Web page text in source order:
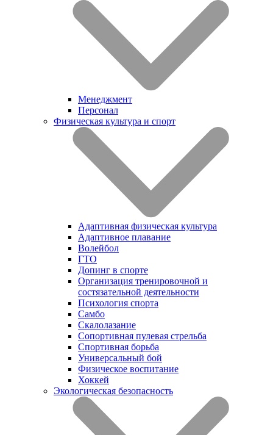
Менеджмент
Персонал
Физическая культура и спорт
Адаптивная физическая культура
Адаптивное плавание
Волейбол
ГТО
Допинг в спорте
Организация тренировочной и
состязательной деятельности
Психология спорта
Самбо
Скалолазание
Сопортивная пулевая стрельба
Спортивная борьба
Универсальный бой
Физическое воспитание
Хоккей
Экологическая безопасность